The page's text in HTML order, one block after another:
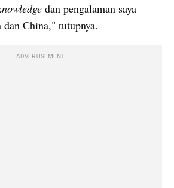
dan pengalaman saya
China," tutupnya.
ADVERTISEMENT